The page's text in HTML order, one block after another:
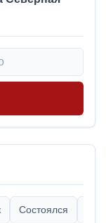
Состоялся